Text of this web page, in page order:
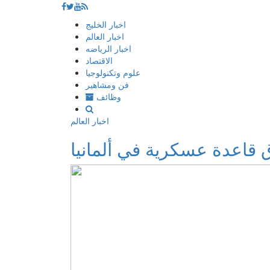
إذهب
المحتوى
اخبار الخليج
اخبار العالم
اخبار الرياضه
الاقتصاد
علوم وتكنولوجيا
فن ومشاهير
وظائف
اخبار العالم
عسكرية في ألمانيا